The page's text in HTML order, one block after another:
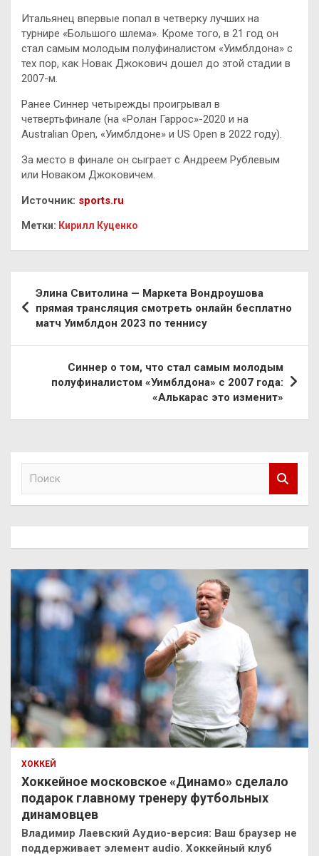
Итальянец впервые попал в четверку лучших на
турнире «Большого шлема». Кроме того, в 21 год он
стал самым молодым полуфиналистом «Уимблдона» с
тех пор, как Новак Джокович дошел до этой стадии в
2007-м.
Ранее Синнер четырежды проигрывал в
четвертьфинале (на «Ролан Гаррос»-2020 и на
Australian Open, «Уимблдоне» и US Open в 2022 году).
За место в финале он сыграет с Андреем Рублевым
или Новаком Джоковичем.
Источник: sports.ru
Метки: Кирилл Куценко
по
записям
Элина Свитолина — Маркета Вондроушова
прямая трансляция смотреть онлайн бесплатно
матч Уимблдон 2023 по теннису
Синнер о том, что стал самым молодым
полуфиналистом «Уимблдона» с 2007 года:
«Алькарас это изменит»
ХОККЕЙ
Хоккейное московское «Динамо» сделало
подарок главному тренеру футбольных
динамовцев
Владимир Лаевский Аудио-версия: Ваш браузер не
поддерживает элемент audio. Хоккейный клуб